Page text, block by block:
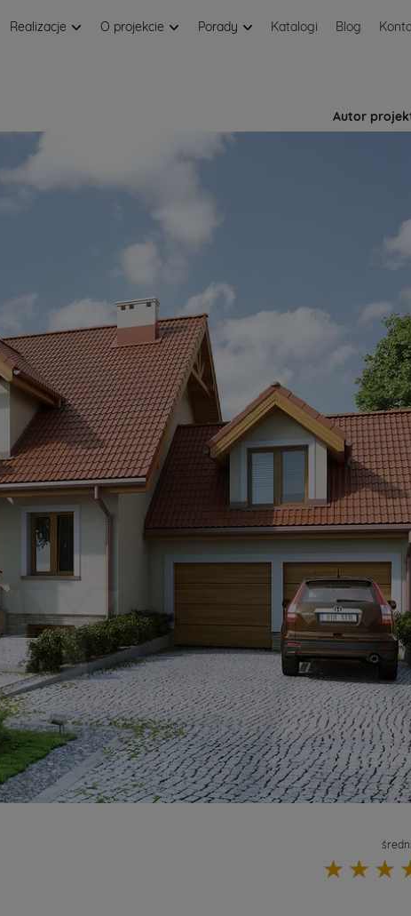
Realizacje O projekcie Porady Katalogi Blog
Autor
☆
☆
☆